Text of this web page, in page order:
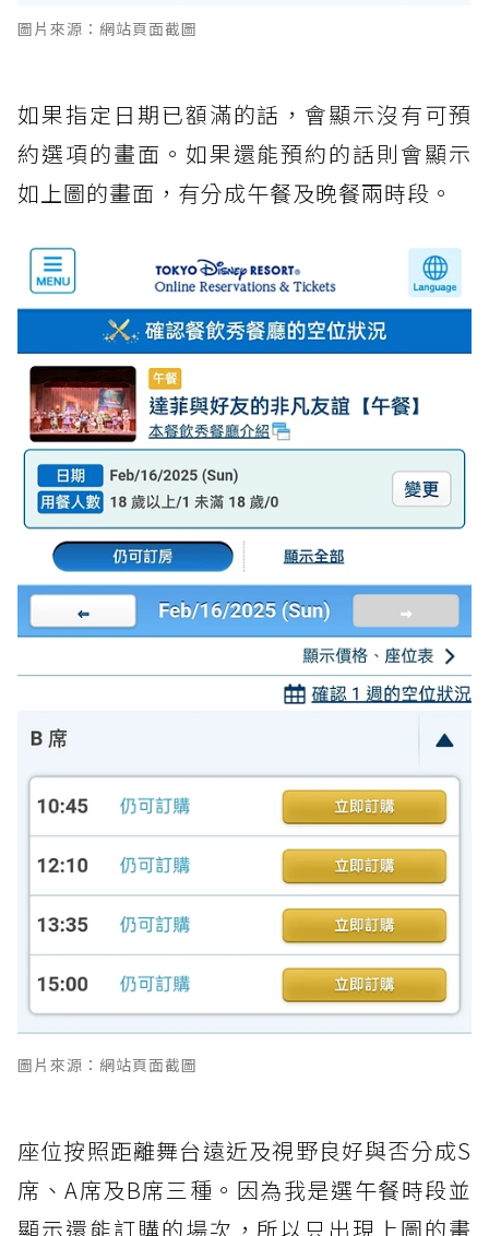
圖片來源：網站頁面截圖
如果指定日期已額滿的話，會顯示沒有可預
約選項的畫面。如果還能預約的話則會顯示
如上圖的畫面，有分成午餐及晚餐兩時段。
圖片來源：網站頁面截圖
座位按照距離舞台遠近及視野良好與否分成S
席、A席及B席三種。因為我是選午餐時段並
顯示還能訂購的場次，所以只出現上圖的畫